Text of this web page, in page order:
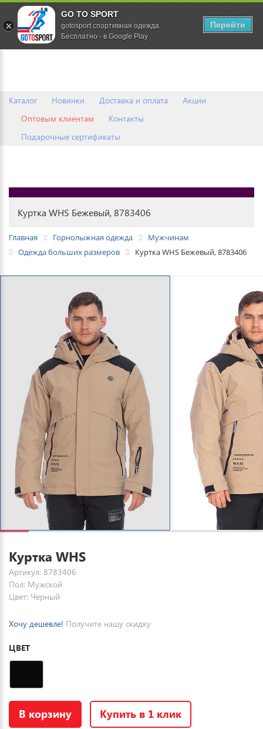
Каталог Новинки Доставка и оплата
Акции
Оптовым клиентам
Контакты
Подарочные сертификаты
0
Куртка WHS Бежевый, 8783406
Главная Горнолыжная одежда
Мужчинам
Одежда больших размеров
Куртка WHS Бежевый, 8783406
Куртка WHS
Артикул: 8783406
Пол: Мужской
Цвет: Черный
Хочу дешевле! Получите нашу скидку
ЦВЕТ
В корзину Купить в 1 клик
GO TO SPORT
gotosport спортивная одежда
Бесплатно - в Google Play
Перейти